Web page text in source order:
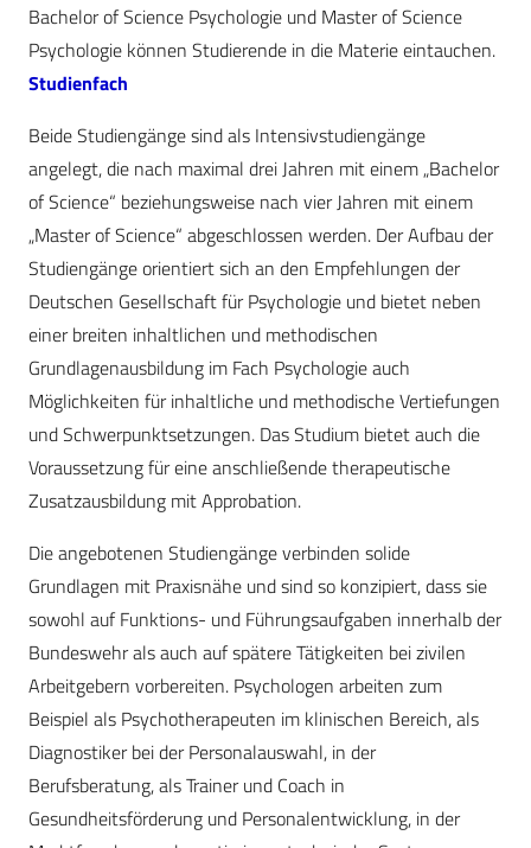
Bachelor of Science Psychologie und Master of Science
Psychologie können Studierende in die Materie eintauchen.
Studienfach
Beide Studiengänge sind als Intensivstudiengänge
angelegt, die nach maximal drei Jahren mit einem „Bachelor
of Science“ beziehungsweise nach vier Jahren mit einem
„Master of Science“ abgeschlossen werden. Der Aufbau der
Studiengänge orientiert sich an den Empfehlungen der
Deutschen Gesellschaft für Psychologie und bietet neben
einer breiten inhaltlichen und methodischen
Grundlagenausbildung im Fach Psychologie auch
Möglichkeiten für inhaltliche und methodische Vertiefungen
und Schwerpunktsetzungen. Das Studium bietet auch die
Voraussetzung für eine anschließende therapeutische
Zusatzausbildung mit Approbation.
Die angebotenen Studiengänge verbinden solide
Grundlagen mit Praxisnähe und sind so konzipiert, dass sie
sowohl auf Funktions- und Führungsaufgaben innerhalb der
Bundeswehr als auch auf spätere Tätigkeiten bei zivilen
Arbeitgebern vorbereiten. Psychologen arbeiten zum
Beispiel als Psychotherapeuten im klinischen Bereich, als
Diagnostiker bei der Personalauswahl, in der
Berufsberatung, als Trainer und Coach in
Gesundheitsförderung und Personalentwicklung, in der